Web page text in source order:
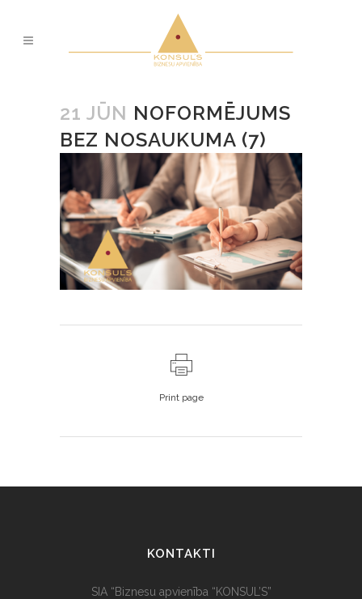
21 JŪN NOFORMĒJUMS
BEZ NOSAUKUMA (7)
Print page
KONTAKTI
SIA “Biznesu apvienība “KONSUL’S”